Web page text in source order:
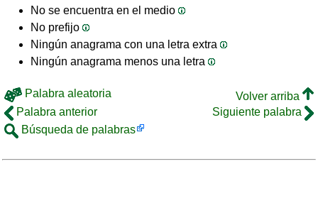
No se encuentra en el medio
No prefijo
Ningún anagrama con una letra extra
Ningún anagrama menos una letra
Palabra aleatoria
Volver arriba
Palabra anterior
Siguiente palabra
Búsqueda de palabras